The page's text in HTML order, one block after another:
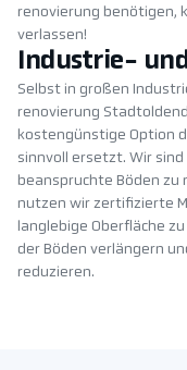
renovierung benötigen,
verlassen!
Industrie-
Selbst in großen
renovierung
kostengünstige Option
sinnvoll ersetzt. Wir
beanspruchte Böden zu
nutzen wir zertifizierte
langlebige Oberfläche
der Böden verlängern
reduzieren.